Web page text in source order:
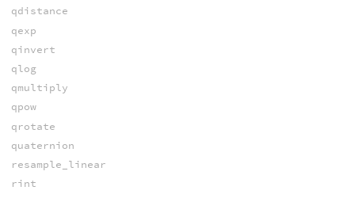
qdistance
qexp
qinvert
qlog
qmultiply
qpow
qrotate
quaternion
resample_linear
rint